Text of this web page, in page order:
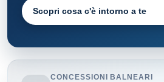
Scopri cosa c'è intorno a te
CONCESSIONI BALNEARI